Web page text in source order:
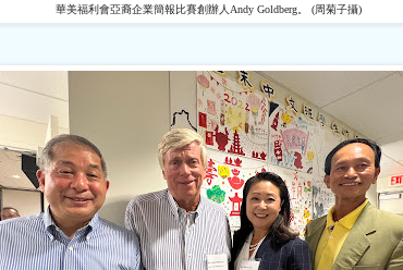
華美福利會亞裔企業簡報比賽創辦人Andy Goldberg。 (周菊子攝)